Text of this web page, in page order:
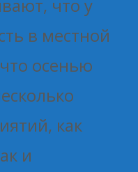
что у
в местной
осенью
как
и